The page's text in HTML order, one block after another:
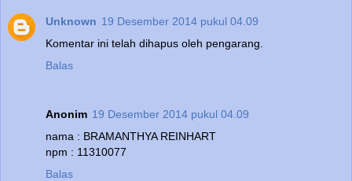
Unknown 19 Desember 2014 pukul 04.09
Komentar ini telah dihapus oleh pengarang.
Balas
Anonim 19 Desember 2014 pukul 04.09
nama : BRAMANTHYA REINHART
npm : 11310077
Balas